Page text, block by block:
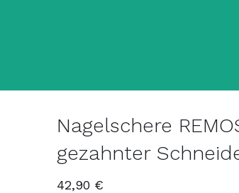
Nagelschere
gezahnter
42,90 €